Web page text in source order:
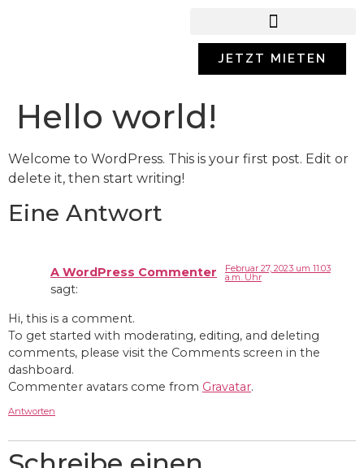
JETZT MIETEN
Hello world!
Welcome to WordPress. This is your first post. Edit or
delete it, then start writing!
Eine Antwort
A WordPress Commenter
sagt:
Februar 27, 2023 um 11:03
a.m. Uhr
Hi, this is a comment.
To get started with moderating, editing, and deleting
comments, please visit the Comments screen in the
dashboard.
Commenter avatars come from Gravatar.
Antworten